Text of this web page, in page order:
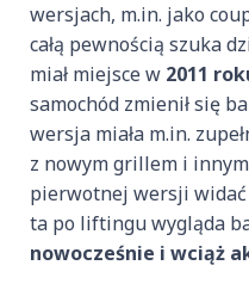
wersjach, m.in. jako
całą pewnością szuka
miał miejsce w 2011
samochód zmienił się
wersja miała m.in.
z nowym grillem i
pierwotnej wersji widać
ta po liftingu wygląda
nowocześnie i wciąż